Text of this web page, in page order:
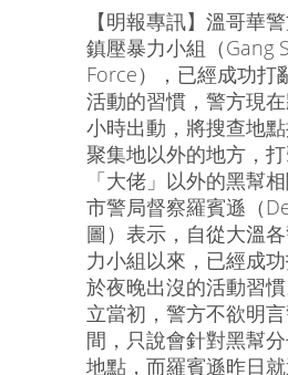
【明報專訊】溫哥華
鎮壓暴力小組（Gang
Force），已經成功打
活動的習慣，警方現
小時出動，將搜查地
聚集地以外的地方，
「大佬」以外的黑幫
市警局督察羅賓遜（
圖）表示，自從大溫
力小組以來，已經成
於夜晚出沒的活動習
立當初，警方不欲明
間，只說會針對黑幫分
地點，而羅賓遜昨日